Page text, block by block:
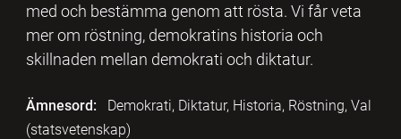
med och bestämma genom att rösta. Vi får veta
mer om röstning, demokratins historia och
skillnaden mellan demokrati och diktatur.
Ämnesord:
Demokrati, Diktatur, Historia, Röstning, Val
(statsvetenskap)